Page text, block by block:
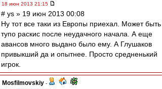
18 июн 2013 21:15
# ys » 19 июн 2013 00:08
Ну тот все таки из Европы приехал. Может быть
тупо раскис после неудачного начала. А еще
авансов много выдано было ему. А Глушаков
привыкший да и опытнее. Просто средненький
игрок.
Mosfilmovskiy -